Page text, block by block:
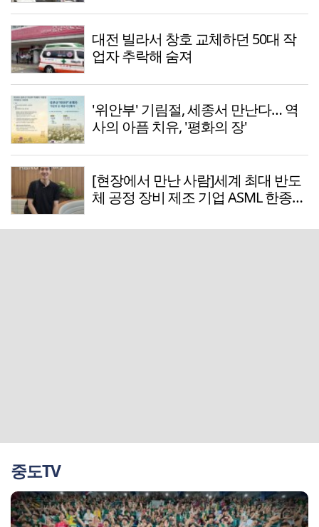
대전 빌라서 창호 교체하던 50대 작
업자 추락해 숨져
'위안부' 기림절, 세종서 만난다… 역
사의 아픔 치유, '평화의 장'
[현장에서 만난 사람]세계 최대 반도
체 공정 장비 제조 기업 ASML 한종호
중도TV